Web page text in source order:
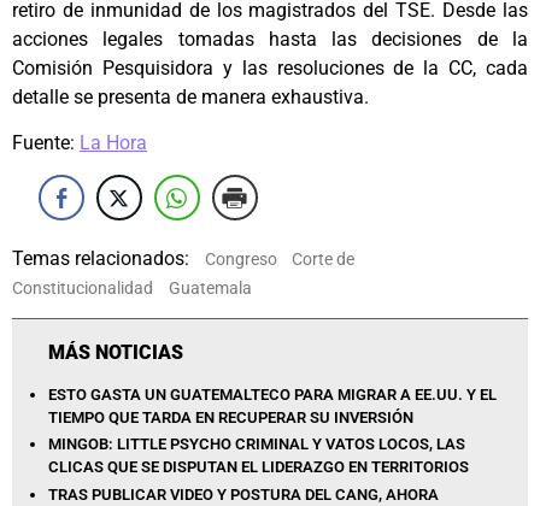
retiro de inmunidad de los magistrados del TSE. Desde las
acciones legales tomadas hasta las decisiones de la
Comisión Pesquisidora y las resoluciones de la CC, cada
detalle se presenta de manera exhaustiva.
Fuente: La Hora
Temas relacionados: Congreso
Corte de
Constitucionalidad
Guatemala
MÁS NOTICIAS
ESTO GASTA UN GUATEMALTECO PARA MIGRAR A EE.UU. Y EL
TIEMPO QUE TARDA EN RECUPERAR SU INVERSIÓN
MINGOB: LITTLE PSYCHO CRIMINAL Y VATOS LOCOS, LAS
CLICAS QUE SE DISPUTAN EL LIDERAZGO EN TERRITORIOS
TRAS PUBLICAR VIDEO Y POSTURA DEL CANG, AHORA